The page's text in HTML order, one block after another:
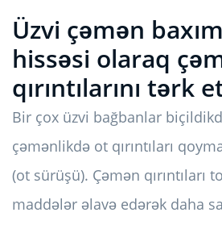
Üzvi çəmən
hissəsi olaraq
qırıntılarını tərk
Bir çox üzvi bağbanlar
çəmənlikdə ot qırıntıları
(ot sürüşü). Çəmən qırıntıları
maddələr əlavə edərək daha